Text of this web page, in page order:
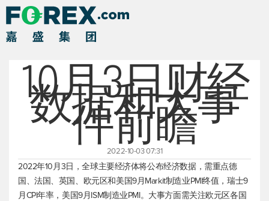
10月3日财经
数据和大事
件前瞻
2022-10-03 07:31
2022年10月3日，全球主要经济体将公布经济数据，需重点德
国、法国、英国、欧元区和美国9月Markit制造业PMI终值，瑞士9
月CPI年率，美国9月ISM制造业PMI。大事方面需关注欧元区各国